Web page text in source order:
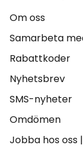
Om oss
Samarbeta
Rabattkoder
Nyhetsbrev
SMS-nyheter
Omdömen
Jobba hos oss |